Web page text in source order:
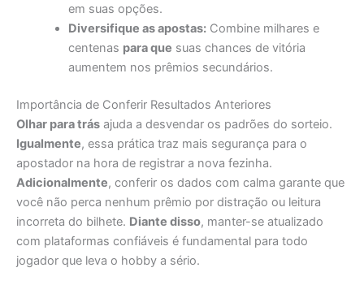
em suas opções.
Diversifique as apostas:Combine milhares e
centenas para que suas chances de vitória
aumentem nos prêmios secundários.
Importância de Conferir Resultados Anteriores
Olhar para trás ajuda a desvendar os padrões do sorteio.
Igualmente, essa prática traz mais segurança para o
apostador na hora de registrar a nova fezinha.
Adicionalmente, conferir os dados com calma garante que
você não perca nenhum prêmio por distração ou leitura
incorreta do bilhete. Diante disso, manter-se atualizado
com plataformas confiáveis é fundamental para todo
jogador que leva o hobby a sério.